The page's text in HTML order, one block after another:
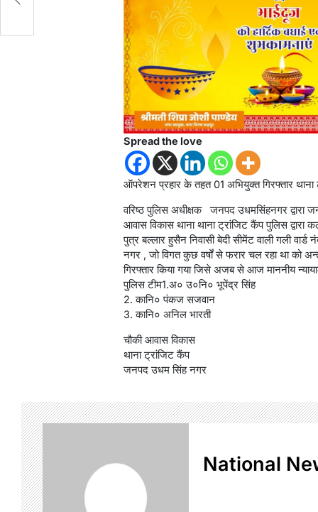
Spread the love
ऑपरेशन प्रहार के तहत 01 अभियुक्त गिरफ्तार थाना
वरिष्ठ पुलिस अधीक्षक जनपद उधमसिंहनगर द्वारा
आवास विकास थाना थाना ट्रांजिट कैंप पुलिस
पुत्र बल्लार हुसैन निवासी बेदी सीमेंट वाली गली
नगर , जो विगत कुछ वर्षों से फरार चल रहा था को
गिरफ्तार किया गया जिसे अजब से आज माननीय
पुलिस टीम1.अ० उ०नि० भूपेंद्र सिंह
2. कानि० पंकज सजवान
3. कानि० अनिल भारती
चौकी आवास विकास
थाना ट्रांजिट कैंप
जनपद उधम सिंह नगर
National